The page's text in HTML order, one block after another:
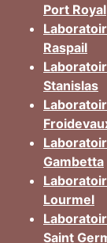
Port Royal
Raspail
Stanislas
Gambetta
Lourmel
Saint